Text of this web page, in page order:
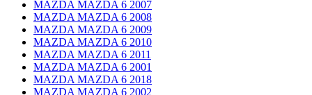
MAZDA MAZDA 6 2007
MAZDA MAZDA 6 2008
MAZDA MAZDA 6 2009
MAZDA MAZDA 6 2010
MAZDA MAZDA 6 2011
MAZDA MAZDA 6 2001
MAZDA MAZDA 6 2018
MAZDA MAZDA 6 2002